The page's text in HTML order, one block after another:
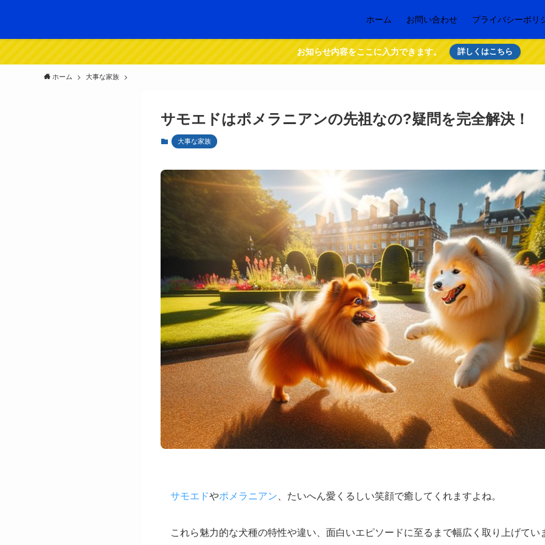
ホーム お問い合わせ プライバシーポリ
お知らせ内容をここに入力できます。 詳しくはこちら
ホーム 大事な家族
サモエドはポメラニアンの先祖なの?疑問を完全解決！
大事な家族
サモエドやポメラニアン 、たいへん愛くるしい笑顔で癒してくれますよね。
これら魅力的な犬種の特性や違い、面白いエピソードに至るまで幅広く取り上げてい